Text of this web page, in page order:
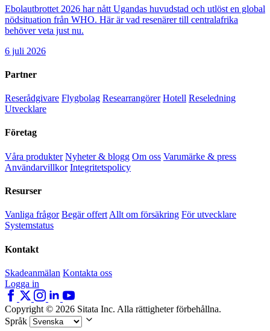
Ebolautbrottet 2026 har nått Ugandas huvudstad och utlöst en global
nödsituation från WHO. Här är vad resenärer till centralafrika
behöver veta just nu.
6 juli 2026
Partner
Reserådgivare Flygbolag Researrangörer Hotell Reseledning
Utvecklare
Företag
Våra produkter Nyheter & blogg Om oss Varumärke & press
Användarvillkor Integritetspolicy
Resurser
Vanliga frågor Begär offert Allt om försäkring För utvecklare
Systemstatus
Kontakt
Skadeanmälan Kontakta oss
Logga in
Copyright © 2026 Sitata Inc. Alla rättigheter förbehållna.
Språk